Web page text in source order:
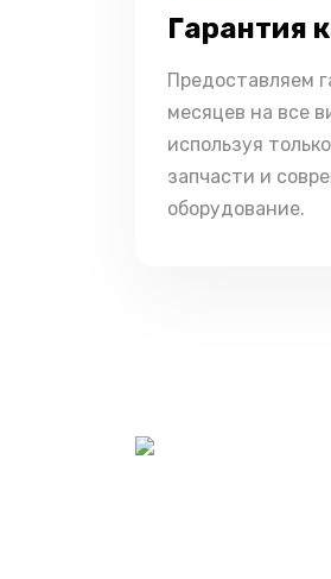
Гарантия
Предоставляем
месяцев на все
используя
запчасти и
оборудование.